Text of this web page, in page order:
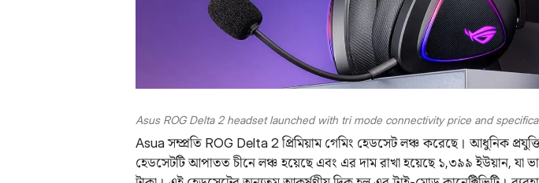
Asus ROG Delta 2 headset launched with tri mode connectivity price and
Asua সম্প্রতি ROG Delta 2 প্রিমিয়াম গেমিং হেডসেট লঞ্চ করেছে। আধুনিক
হেডসেটটি আপাতত চীনে লঞ্চ হয়েছে এবং এর দাম রাখা হয়েছে ১,৩৯৯ ইউয়ান, যা